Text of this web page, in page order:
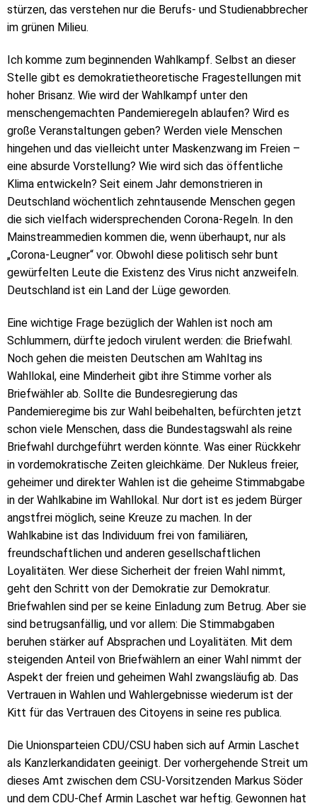
stürzen, das verstehen nur die Berufs- und Studienabbrecher
im grünen Milieu.
Ich komme zum beginnenden Wahlkampf. Selbst an dieser
Stelle gibt es demokratietheoretische Fragestellungen mit
hoher Brisanz. Wie wird der Wahlkampf unter den
menschengemachten Pandemieregeln ablaufen? Wird es
große Veranstaltungen geben? Werden viele Menschen
hingehen und das vielleicht unter Maskenzwang im Freien –
eine absurde Vorstellung? Wie wird sich das öffentliche
Klima entwickeln? Seit einem Jahr demonstrieren in
Deutschland wöchentlich zehntausende Menschen gegen
die sich vielfach widersprechenden Corona-Regeln. In den
Mainstreammedien kommen die, wenn überhaupt, nur als
„Corona-Leugner“ vor. Obwohl diese politisch sehr bunt
gewürfelten Leute die Existenz des Virus nicht anzweifeln.
Deutschland ist ein Land der Lüge geworden.
Eine wichtige Frage bezüglich der Wahlen ist noch am
Schlummern, dürfte jedoch virulent werden: die Briefwahl.
Noch gehen die meisten Deutschen am Wahltag ins
Wahllokal, eine Minderheit gibt ihre Stimme vorher als
Briefwähler ab. Sollte die Bundesregierung das
Pandemieregime bis zur Wahl beibehalten, befürchten jetzt
schon viele Menschen, dass die Bundestagswahl als reine
Briefwahl durchgeführt werden könnte. Was einer Rückkehr
in vordemokratische Zeiten gleichkäme. Der Nukleus freier,
geheimer und direkter Wahlen ist die geheime Stimmabgabe
in der Wahlkabine im Wahllokal. Nur dort ist es jedem Bürger
angstfrei möglich, seine Kreuze zu machen. In der
Wahlkabine ist das Individuum frei von familiären,
freundschaftlichen und anderen gesellschaftlichen
Loyalitäten. Wer diese Sicherheit der freien Wahl nimmt,
geht den Schritt von der Demokratie zur Demokratur.
Briefwahlen sind per se keine Einladung zum Betrug. Aber sie
sind betrugsanfällig, und vor allem: Die Stimmabgaben
beruhen stärker auf Absprachen und Loyalitäten. Mit dem
steigenden Anteil von Briefwählern an einer Wahl nimmt der
Aspekt der freien und geheimen Wahl zwangsläufig ab. Das
Vertrauen in Wahlen und Wahlergebnisse wiederum ist der
Kitt für das Vertrauen des Citoyens in seine res publica.
Die Unionsparteien CDU/CSU haben sich auf Armin Laschet
als Kanzlerkandidaten geeinigt. Der vorhergehende Streit um
dieses Amt zwischen dem CSU-Vorsitzenden Markus Söder
und dem CDU-Chef Armin Laschet war heftig. Gewonnen hat